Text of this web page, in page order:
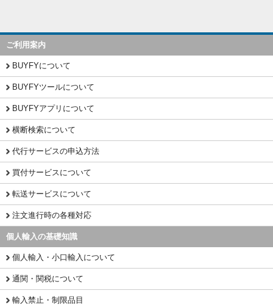
ご利用案内
BUYFYについて
BUYFYツールについて
BUYFYアプリについて
横断検索について
代行サービスの申込方法
買付サービスについて
転送サービスについて
注文進行時の各種対応
個人輸入の基礎知識
個人輸入・小口輸入について
通関・関税について
輸入禁止・制限品目